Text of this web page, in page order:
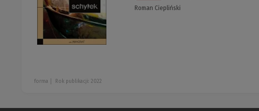
Roman Ciepliński
forma Rok publikacji: 2022